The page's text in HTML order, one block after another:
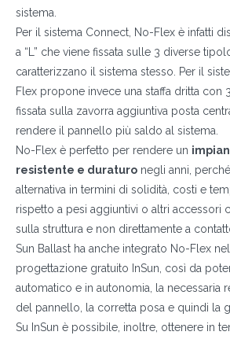
sistema.
Per il sistema Connect, No-Flex è infatti
a “L” che viene fissata sulle 3 diverse
caratterizzano il sistema stesso. Per il
Flex propone invece una staffa dritta con
fissata sulla zavorra aggiuntiva posta
rendere il pannello più saldo al sistema.
No-Flex è perfetto per rendere un
resistente e duraturo negli anni,
alternativa in termini di solidità, costi e
rispetto a pesi aggiuntivi o altri accessori
sulla struttura e non direttamente a
Sun Ballast ha anche integrato No-Flex
progettazione gratuito InSun, così da
automatico e in autonomia, la necessaria
del pannello, la corretta posa e quindi la
Su InSun è possibile, inoltre, ottenere in
Installatore
EPC
Distributore
Altro